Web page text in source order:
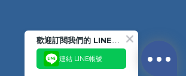
歡迎訂閱我們的 LINE官方帳號
連結 LINE帳號